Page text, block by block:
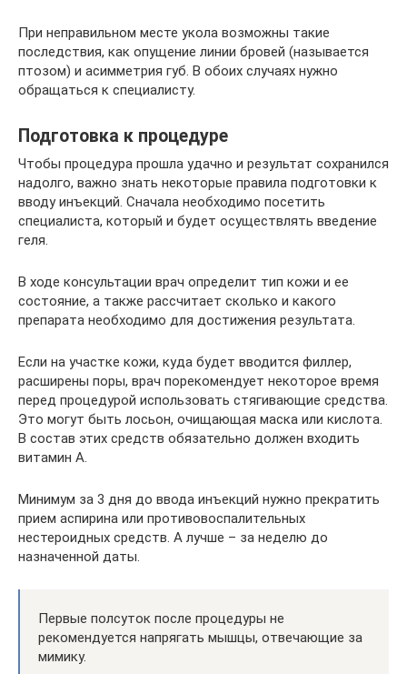
При неправильном месте укола возможны такие
последствия, как опущение линии бровей (называется
птозом) и асимметрия губ. В обоих случаях нужно
обращаться к специалисту.
Подготовка к процедуре
Чтобы процедура прошла удачно и результат сохранился
надолго, важно знать некоторые правила подготовки к
вводу инъекций. Сначала необходимо посетить
специалиста, который и будет осуществлять введение
геля.
В ходе консультации врач определит тип кожи и ее
состояние, а также рассчитает сколько и какого
препарата необходимо для достижения результата.
Если на участке кожи, куда будет вводится филлер,
расширены поры, врач порекомендует некоторое время
перед процедурой использовать стягивающие средства.
Это могут быть лосьон, очищающая маска или кислота.
В состав этих средств обязательно должен входить
витамин А.
Минимум за 3 дня до ввода инъекций нужно прекратить
прием аспирина или противовоспалительных
нестероидных средств. А лучше – за неделю до
назначенной даты.
Первые полсуток после процедуры не
рекомендуется напрягать мышцы, отвечающие за
мимику.